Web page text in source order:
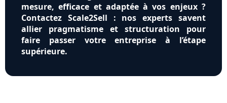
mesure, efficace et adaptée à vos enjeux ?
Contactez Scale2Sell : nos experts savent
allier pragmatisme et structuration pour
faire passer votre entreprise à l’étape
supérieure.